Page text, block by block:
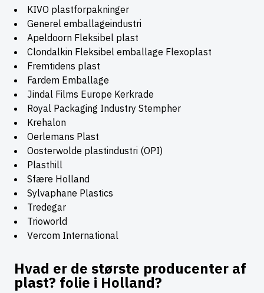
KIVO plastforpakninger
Generel emballageindustri
Apeldoorn Fleksibel plast
Clondalkin Fleksibel emballage Flexoplast
Fremtidens plast
Fardem Emballage
Jindal Films Europe Kerkrade
Royal Packaging Industry Stempher
Krehalon
Oerlemans Plast
Oosterwolde plastindustri (OPI)
Plasthill
Sfære Holland
Sylvaphane Plastics
Tredegar
Trioworld
Vercom International
Hvad er de største producenter af
plast? folie i Holland?